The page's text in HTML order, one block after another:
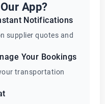
App?
Notifications
supplier quotes and
Your Bookings
transportation